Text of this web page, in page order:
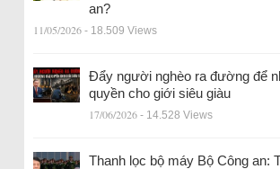
an?
11/05/2026 - 18.509 Views
Đẩy người nghèo ra đường để
quyền cho giới siêu giàu
17/06/2026 - 14.528 Views
Thanh lọc bộ máy Bộ Công an: